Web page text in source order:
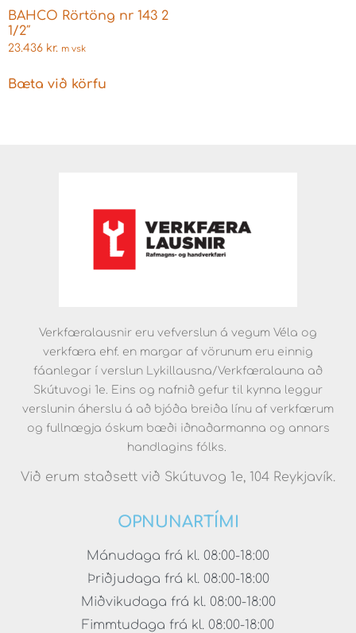
BAHCO Rörtöng nr 143 2
1/2″
23.436 kr. m vsk
Bæta við körfu
Verkfæralausnir eru vefverslun á vegum Véla og
verkfæra ehf. en margar af vörunum eru einnig
fáanlegar í verslun Lykillausna/Verkfæralauna að
Skútuvogi 1e. Eins og nafnið gefur til kynna leggur
verslunin áherslu á að bjóða breiða línu af verkfærum
og fullnægja óskum bæði iðnaðarmanna og annars
handlagins fólks.
Við erum staðsett við Skútuvog 1e, 104 Reykjavík.
OPNUNARTÍMI
Mánudaga frá kl. 08:00-18:00
Þriðjudaga frá kl. 08:00-18:00
Miðvikudaga frá kl. 08:00-18:00
Fimmtudaga frá kl. 08:00-18:00